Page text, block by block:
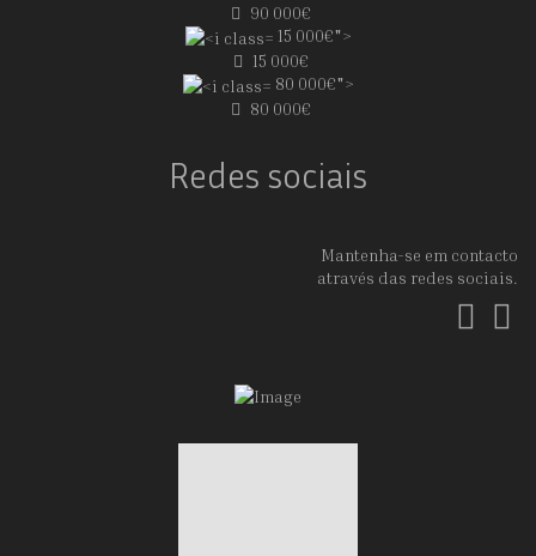
90 000€
15 000€">
15 000€
80 000€">
80 000€
Redes sociais
Mantenha-se em contacto
através das redes sociais.